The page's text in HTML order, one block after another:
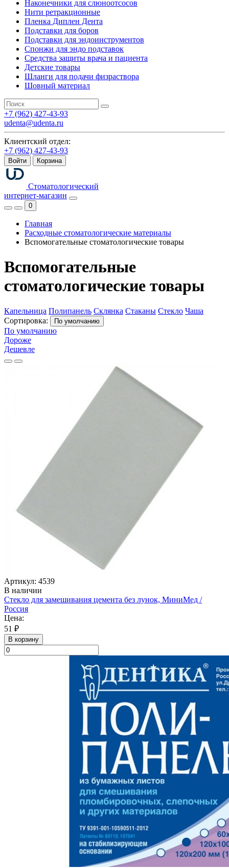
Наконечники для слюноотсосов
Нити ретракционные
Пленка Диплен Дента
Подставки для боров
Подставки для эндоинструментов
Спонжи для эндо подставок
Средства защиты врача и пациента
Детские товары
Шланги для подачи физраствора
Шовный материал
+7 (962) 427-43-93
udenta@udenta.ru
Клиентский отдел:
+7 (962) 427-43-93
Войти Корзина
Стоматологический
интернет-магазин
0
Главная
Расходные стоматологические материалы
Вспомогательные стоматологические товары
Вспомогательные
стоматологические товары
Капельница Полипанель Склянка Стаканы Стекло Чаша
Сортировка:
По умолчанию
По умолчанию
Дороже
Дешевле
Артикул: 4539
В наличии
Стекло для замешивания цемента без лунок, МиниМед /
Россия
Цена:
51 ₽
В корзину